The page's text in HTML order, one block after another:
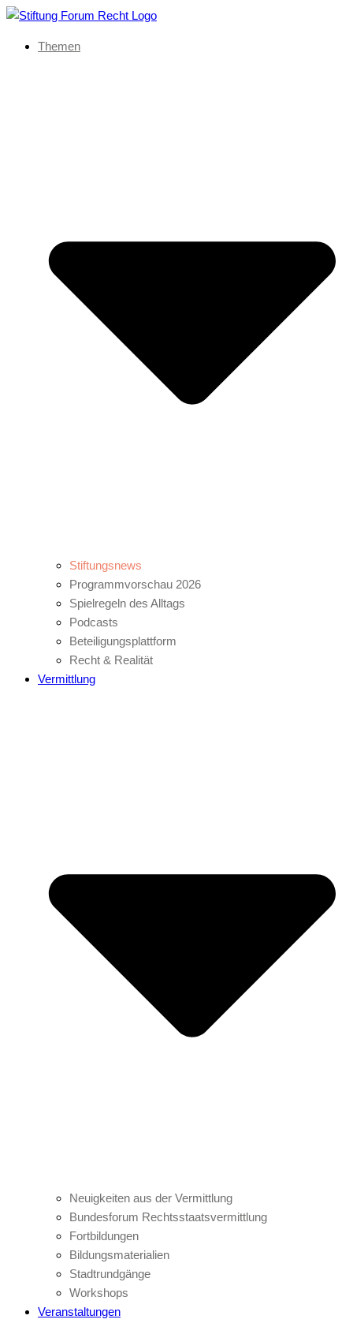
Themen
Stiftungsnews
Programmvorschau 2026
Spielregeln des Alltags
Podcasts
Beteiligungsplattform
Recht & Realität
Vermittlung
Neuigkeiten aus der Vermittlung
Bundesforum Rechtsstaatsvermittlung
Fortbildungen
Bildungsmaterialien
Stadtrundgänge
Workshops
Veranstaltungen